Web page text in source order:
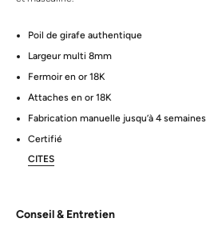
Poil de girafe authentique
Largeur multi 8mm
Fermoir en or 18K
Attaches en or 18K
Fabrication manuelle jusqu’à 4 semaines
Certifié
CITES
Conseil & Entretien